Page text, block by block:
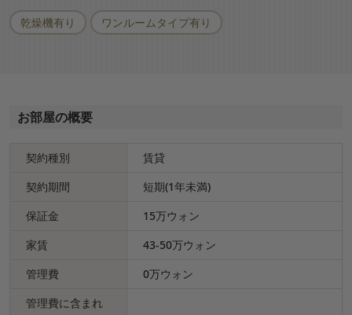
乾燥機有り ワンルームタイプ有り
お部屋の概要
契約種別
賃貸
契約期間
短期(1年未満)
保証金
15万ウォン
家賃
43-50万ウォン
管理費
0万ウォン
管理費に含まれ